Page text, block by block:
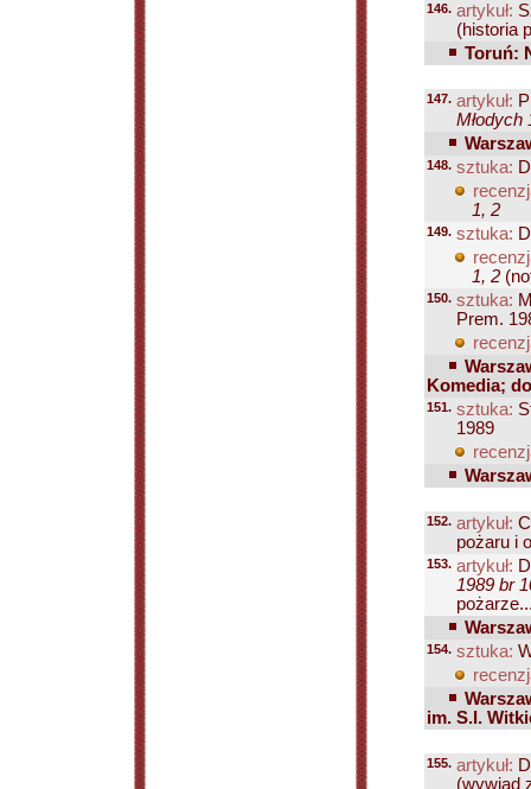
146. artykuł:
(historia
Toruń:
147. artykuł:
Młodych
148. sztuka:
1, 2
149. sztuka:
1, 2
150. sztuka:
Prem.
Komedia;
151. sztuka:
1989
152. artykuł:
pożaru i
153. artykuł:
1989 br
154. sztuka:
im. S.I.
155. artykuł:
(wywiad